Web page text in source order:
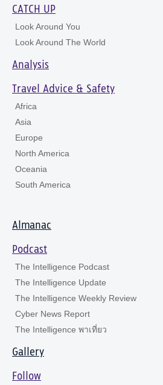
CATCH UP
Look Around You
Look Around The World
Analysis
Travel Advice & Safety
Africa
Asia
Europe
North America
Oceania
South America
Almanac
Podcast
The Intelligence Podcast
The Intelligence Update
The Intelligence Weekly Review
Cyber News Report
The Intelligence พาเที่ยว
Gallery
Follow